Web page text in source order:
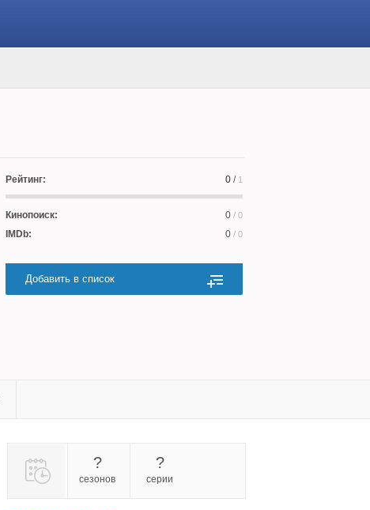
Рейтинг: 0/ 1
Кинопоиск: 0 / 0
IMDb: 0 / 0
Добавить в список
?
сезонов
?
серии